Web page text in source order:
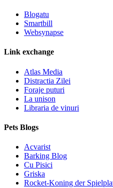
Blogatu
Smartbill
Websynapse
Link exchange
Atlas Media
Distractia Zilei
Foraje puturi
La unison
Libraria de vinuri
Pets Blogs
Acvarist
Barking Blog
Cu Pisici
Griska
Rocket-Koning der